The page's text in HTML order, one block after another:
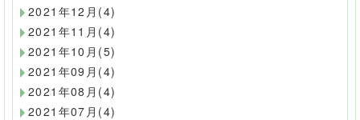
2021年12月(4)
2021年11月(4)
2021年10月(5)
2021年09月(4)
2021年08月(4)
2021年07月(4)